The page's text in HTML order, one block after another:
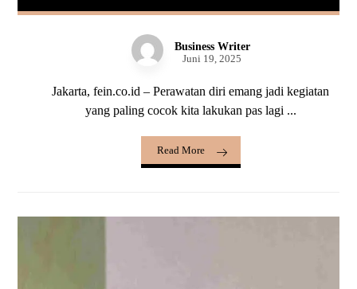
Business Writer
Juni 19, 2025
Jakarta, fein.co.id – Perawatan diri emang jadi kegiatan
yang paling cocok kita lakukan pas lagi ...
Read More